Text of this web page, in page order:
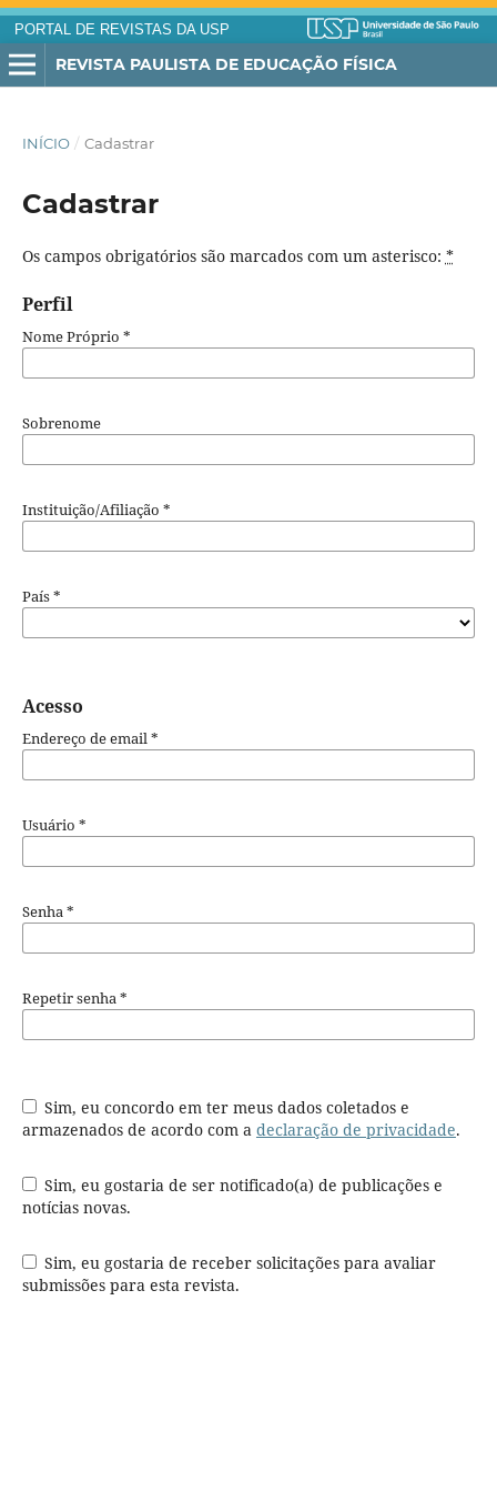
PORTAL DE REVISTAS DA USP
REVISTA PAULISTA DE EDUCAÇÃO FÍSICA
INÍCIO / Cadastrar
Cadastrar
Os campos obrigatórios são marcados com um asterisco: *
Perfil
Nome Próprio *
Sobrenome
Instituição/Afiliação *
País*
Acesso
Endereço de email*
Usuário *
Senha*
Repetir senha*
Sim, eu concordo em ter meus dados coletados e
armazenados de acordo com a declaração de privacidade.
Sim, eu gostaria de ser notificado(a) de publicações e
notícias novas.
Sim, eu gostaria de receber solicitações para avaliar
submissões para esta revista.